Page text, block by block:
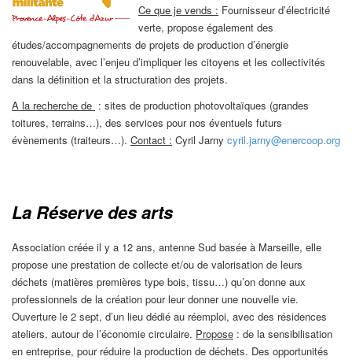
Ce que je vends : Fournisseur d’électricité
verte, propose également des
études/accompagnements de projets de production d’énergie
renouvelable, avec l’enjeu d’impliquer les citoyens et les collectivités
dans la définition et la structuration des projets.
A la recherche de : sites de production photovoltaïques (grandes
toitures, terrains…), des services pour nos éventuels futurs
évènements (traiteurs…). Contact : Cyril Jarny cyril.jarny@enercoop.org
La Réserve des arts
Association créée il y a 12 ans, antenne Sud basée à Marseille, elle
propose une prestation de collecte et/ou de valorisation de leurs
déchets (matières premières type bois, tissu…) qu’on donne aux
professionnels de la création pour leur donner une nouvelle vie.
Ouverture le 2 sept, d’un lieu dédié au réemploi, avec des résidences
ateliers, autour de l’économie circulaire. Propose : de la sensibilisation
en entreprise, pour réduire la production de déchets. Des opportunités